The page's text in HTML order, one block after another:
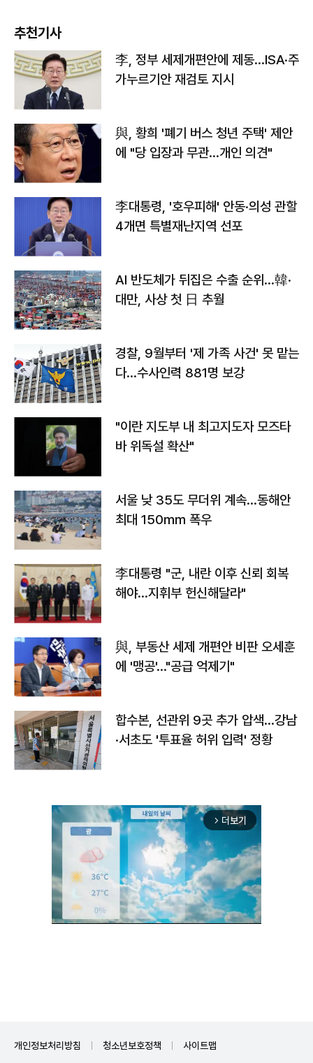
추천기사
李, 정부 세제개편안에 제동…ISA·주
가누르기안 재검토 지시
與, 황희 '폐기 버스 청년 주택' 제안
에 "당 입장과 무관…개인 의견"
李대통령, '호우피해' 안동·의성 관할
4개면 특별재난지역 선포
AI 반도체가 뒤집은 수출 순위…韓·
대만, 사상 첫 日 추월
경찰, 9월부터 '제 가족 사건' 못 맡는
다…수사인력 881명 보강
"이란 지도부 내 최고지도자 모즈타
바 위독설 확산"
서울 낮 35도 무더위 계속…동해안
최대 150㎜ 폭우
李대통령 "군, 내란 이후 신뢰 회복
해야…지휘부 헌신해달라"
與, 부동산 세제 개편안 비판 오세훈
에 '맹공'…"공급 억제기"
합수본, 선관위 9곳 추가 압색…강남
·서초도 '투표율 허위 입력' 정황
arrow_forward_ios 더보기
개인정보처리방침 청소년보호정책 사이트맵